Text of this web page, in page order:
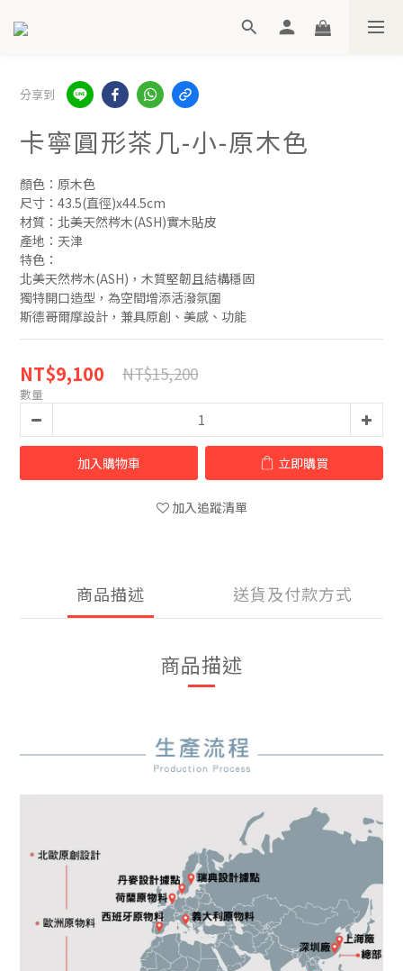
分享到
卡寧圓形茶几-小-原木色
顏色：原木色
尺寸：43.5(直徑)x44.5cm
材質：北美天然梣木(ASH)實木貼皮
產地：天津
特色：
北美天然梣木(ASH)，木質堅韌且結構穩固
獨特開口造型，為空間增添活潑氛圍
斯德哥爾摩設計，兼具原創、美感、功能
NT$9,100 NT$15,200
數量
加入購物車 立即購買
加入追蹤清單
商品描述 送貨及付款方式
商品描述